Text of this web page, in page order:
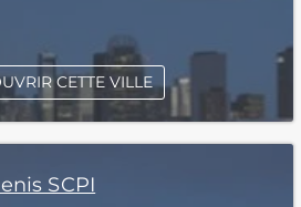
CETTE VILLE
SCPI